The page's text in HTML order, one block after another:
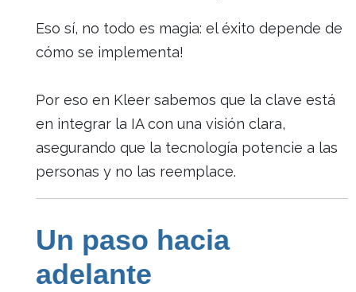
Eso sí, no todo es magia: el éxito depende de
cómo se implementa!
Por eso en Kleer sabemos que la clave está
en integrar la IA con una visión clara,
asegurando que la tecnología potencie a las
personas y no las reemplace.
Un paso hacia
adelante